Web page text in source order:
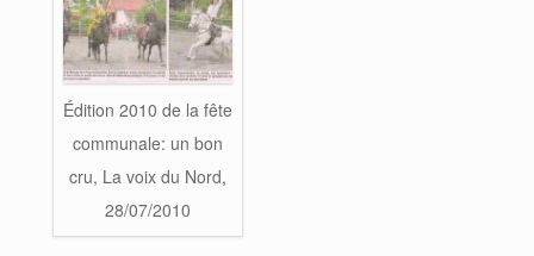
Édition 2010 de la fête
communale: un bon
cru, La voix du Nord,
28/07/2010